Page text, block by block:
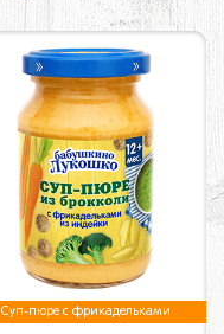
Суп-пюре с фрикадельками